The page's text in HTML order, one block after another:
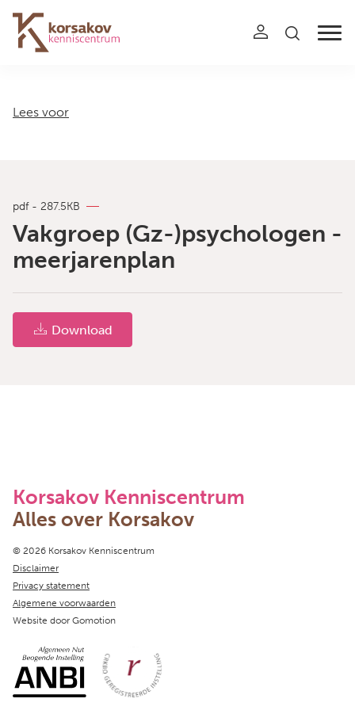
Navigation
Lees voor
pdf - 287.5KB
Vakgroep (Gz-)psychologen -
meerjarenplan
Download
Korsakov Kenniscentrum
Alles over Korsakov
Copyright navigation
© 2026 Korsakov Kenniscentrum
Disclaimer
Privacy statement
Algemene voorwaarden
Website door Gomotion